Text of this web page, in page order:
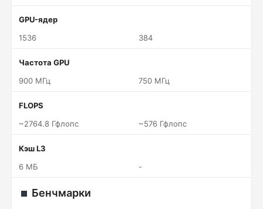
GPU-ядер
1536
384
Частота GPU
900 МГц
750 МГц
FLOPS
~2764.8 Гфлопс
~576 Гфлопс
Кэш L3
6 МБ
-
Бенчмарки